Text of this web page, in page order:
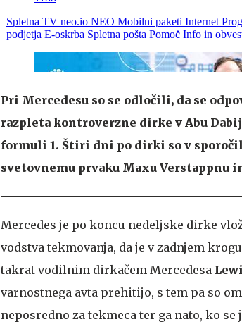
Pri Mercedesu so se odločili, da se
razpleta kontroverzne dirke v Abu
formuli 1. Štiri dni po dirki so v
svetovnemu prvaku Maxu Verstappnu
Mercedes je po koncu nedeljske dirke
vodstva tekmovanja, da je v zadnjem
takrat vodilnim dirkačem Mercedesa
varnostnega avta prehitijo, s tem pa so
neposredno za tekmeca ter ga nato, ko